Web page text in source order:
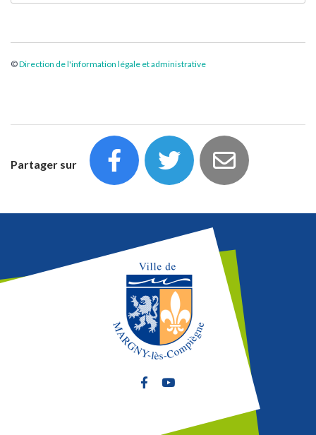
©Direction de l'information légale et administrative
Partager sur
Lien vers le compte Facebook
Lien vers la chaîne Youtube